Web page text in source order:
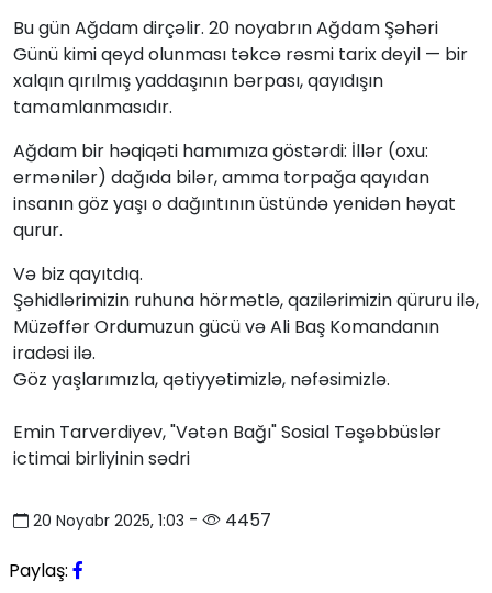
Bu gün Ağdam dirçəlir. 20 noyabrın Ağdam Şəhəri
Günü kimi qeyd olunması təkcə rəsmi tarix deyil — bir
xalqın qırılmış yaddaşının bərpası, qayıdışın
tamamlanmasıdır.
Ağdam bir həqiqəti hamımıza göstərdi: İllər (oxu:
ermənilər) dağıda bilər, amma torpağa qayıdan
insanın göz yaşı o dağıntının üstündə yenidən həyat
qurur.
Və biz qayıtdıq.
Şəhidlərimizin ruhuna hörmətlə, qazilərimizin qüruru ilə,
Müzəffər Ordumuzun gücü və Ali Baş Komandanın
iradəsi ilə.
Göz yaşlarımızla, qətiyyətimizlə, nəfəsimizlə.
Emin Tarverdiyev, "Vətən Bağı" Sosial Təşəbbüslər
ictimai birliyinin sədri
20 Noyabr 2025, 1:03 -
4457
Paylaş: